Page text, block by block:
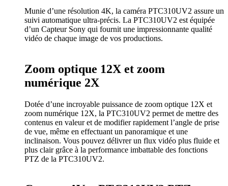
Munie d’une résolution 4K, la caméra PTC310UV2 assure un
suivi automatique ultra-précis. La PTC310UV2 est équipée
d’un Capteur Sony qui fournit une impressionnante qualité
vidéo de chaque image de vos productions.
Zoom optique 12X et zoom
numérique 2X
Dotée d’une incroyable puissance de zoom optique 12X et
zoom numérique 12X, la PTC310UV2 permet de mettre des
contenus en valeur et de modifier rapidement l’angle de prise
de vue, même en effectuant un panoramique et une
inclinaison. Vous pouvez délivrer un flux vidéo plus fluide et
plus clair grâce à la performance imbattable des fonctions
PTZ de la PTC310UV2.